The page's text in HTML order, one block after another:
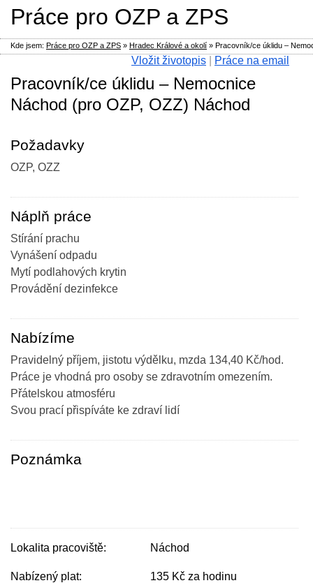
Pracovník/ce úklidu – Nemocnice
Náchod (pro OZP, OZZ) Náchod
Požadavky
OZP, OZZ
Náplň práce
Stírání prachu
Vynášení odpadu
Mytí podlahových krytin
Provádění dezinfekce
Nabízíme
Pravidelný příjem, jistotu výdělku, mzda 134,40 Kč/hod.
Práce je vhodná pro osoby se zdravotním omezením.
Přátelskou atmosféru
Svou prací přispíváte ke zdraví lidí
Poznámka
Lokalita pracoviště: Náchod
Nabízený plat: 135 Kč za hodinu
Práce pro OZP a ZPS
Vložit životopis Práce na email
Kde jsem: Práce pro OZP a ZPS » Hradec Králové a okolí » Pracovník/ce úklidu –